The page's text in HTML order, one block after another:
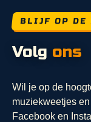
BLIJF OP DE
Volg ons
Wil je op de
muziekweetjes
Facebook en